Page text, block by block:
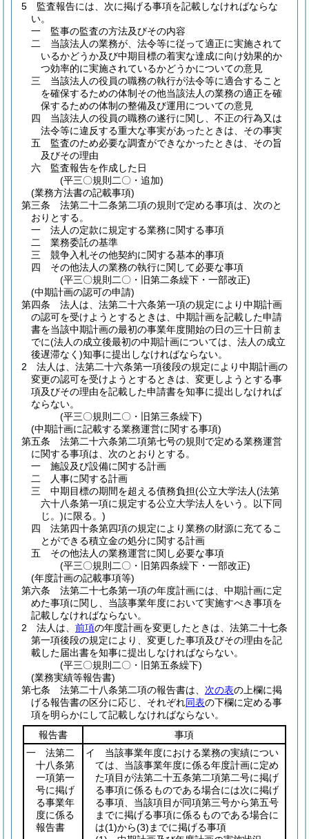
5
監査報告には、次に掲げる事項を記載しなければならな
い。
一
監事の監査の方法及びその内容
二
当該法人の業務が、法令等に従って適正に実施されて
いるかどうか及び中期目標の着実な達成に向け効果的か
つ効率的に実施されているかどうかについての意見
三
当該法人の役員の職務の執行が法令等に適合すること
を確保するための体制その他当該法人の業務の適正を確
保するための体制の整備及び運用についての意見
四
当該法人の役員の職務の遂行に関し、不正の行為又は
法令等に違反する重大な事実があったときは、その事実
五
監査のため必要な調査ができなかったときは、その旨
及びその理由
六
監査報告を作成した日
(平三〇規則二〇・追加)
(業務方法書の記載事項)
第三条
法第二十二条第二項の規則で定める事項は、次のと
おりとする。
一
法人の定款に規定する業務に関する事項
二
業務委託の基準
三
競争入札その他契約に関する基本的事項
四
その他法人の業務の執行に関して必要な事項
(平三〇規則二〇・旧第二条繰下・一部改正)
(中期計画の認可の申請)
第四条
法人は、法第二十六条第一項の規定により中期計画
の認可を受けようとするときは、中期計画を記載した申請
書を当該中期計画の最初の事業年度開始の日の三十日前ま
でに(法人の成立後最初の中期計画については、法人の成立
後遅滞なく)知事に提出しなければならない。
2
法人は、法第二十六条第一項後段の規定により中期計画の
変更の認可を受けようとするときは、変更しようとする事
項及びその理由を記載した申請書を知事に提出しなければ
ならない。
(平三〇規則二〇・旧第三条繰下)
(中期計画に記載する業務運営に関する事項)
第五条
法第二十六条第二項第七号の規則で定める業務運営
に関する事項は、次のとおりとする。
一
施設及び設備に関する計画
二
人事に関する計画
三
中期目標の期間を超える債務負担(公立大学法人(法第
六十八条第一項に規定する公立大学法人をいう。以下同
じ。)に限る。)
四
法第四十条第四項の規定により業務の財源に充てるこ
とができる積立金の処分に関する計画
五
その他法人の業務運営に関し必要な事項
(平三〇規則二〇・旧第四条繰下・一部改正)
(年度計画の記載事項等)
第六条
法第二十七条第一項の年度計画には、中期計画に定
めた事項に関し、当該事業年度において実施すべき事項を
記載しなければならない。
2
法人は、 前項の年度計画を変更したときは、法第二十七条
第一項後段の規定により、変更した事項及びその理由を記
載した届出書を知事に提出しなければならない。
(平三〇規則二〇・旧第五条繰下)
(業務実績等報告書)
第七条
法第二十八条第二項の報告書は、 次の表の上欄に掲
げる報告書の区分に応じ、それぞれ同表の下欄に定める事
項を明らかにして記載しなければならない。
報告書
事項
一 法第二
十八条第
一項第一
号に掲げ
る事業年
度に係る
報告書
イ 当該事業年度における業務の実績につい
ては、当該事業年度に係る年度計画に定め
た項目が法第二十五条第二項第二号に掲げ
る事項に係るものである場合には次に掲げ
る事項、当該項目が同項第三号から第五号
までに掲げる事項に係るものである場合に
は(1)から(3) までに掲げる事項